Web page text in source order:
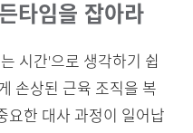
타임을 잡아라
시간'으로 생각하기 쉽
손상된 근육 조직을 복
요한 대사 과정이 일어납